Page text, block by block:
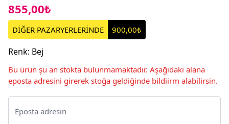
855,00₺
DİĞER PAZARYERLERİNDE 900,00₺
Renk: Bej
Bu ürün şu an stokta bulunmamaktadır. Aşağıdaki alana
eposta adresini girerek stoğa geldiğinde bildiirm alabilirsin.